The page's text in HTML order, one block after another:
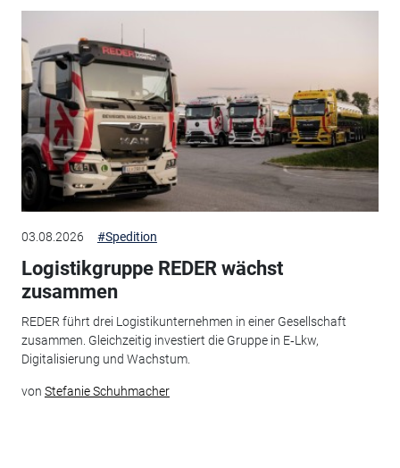
03.08.2026 #Spedition
Logistikgruppe REDER wächst
zusammen
REDER führt drei Logistikunternehmen in einer Gesellschaft
zusammen. Gleichzeitig investiert die Gruppe in E‑Lkw,
Digitalisierung und Wachstum.
von Stefanie Schuhmacher